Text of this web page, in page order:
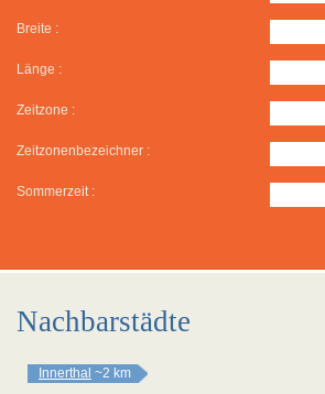
Breite :
Länge :
Zeitzone :
Zeitzonenbezeichner :
Sommerzeit :
Nachbarstädte
Innerthal ~2 km